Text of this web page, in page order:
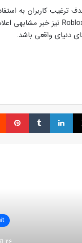
ترغیب کاربران به
دنیای واقعی باشد.
ایکس لینکداین تامبلر پینتریست